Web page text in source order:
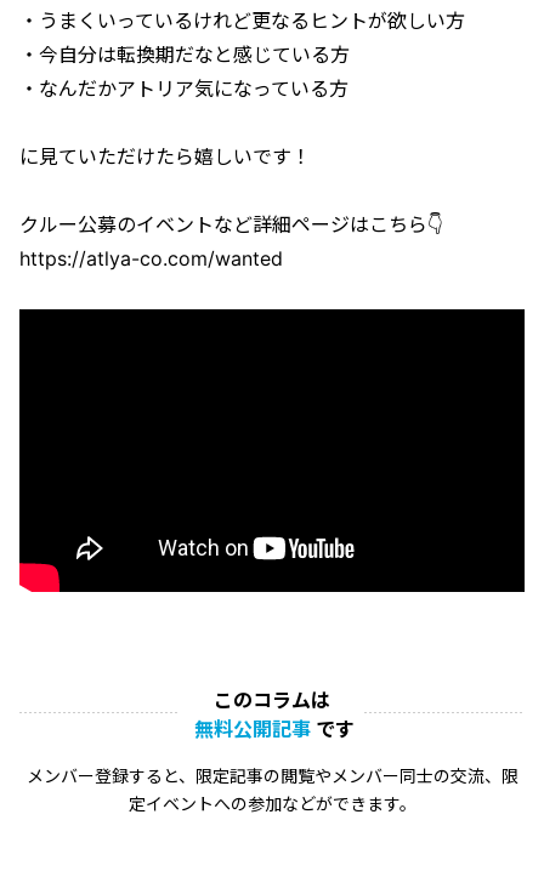
・うまくいっているけれど更なるヒントが欲しい方
・今自分は転換期だなと感じている方
・なんだかアトリア気になっている方
に見ていただけたら嬉しいです！
クルー公募のイベントなど詳細ページはこちら👇
https://atlya-co.com/wanted
このコラムは
無料公開記事 です
メンバー登録すると、限定記事の閲覧やメンバー同士の交流、限
定イベントへの参加などができます。